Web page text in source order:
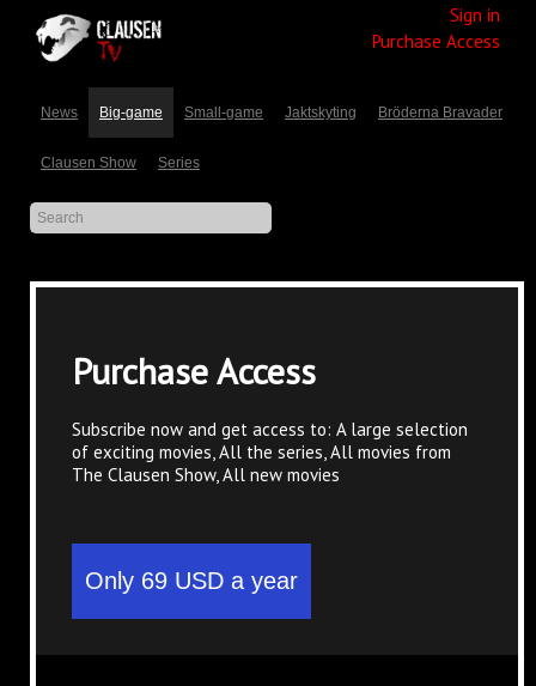
Sign in
Purchase Access
News Big-game Small-game Jaktskyting Bröderna Bravader
Clausen Show Series
Purchase Access
Subscribe now and get access to: A large selection
of exciting movies, All the series, All movies from
The Clausen Show, All new movies